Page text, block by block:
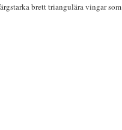
brett triangulära vingar som